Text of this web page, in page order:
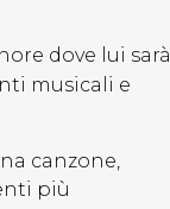
dove lui sarà
musicali e
canzone,
più